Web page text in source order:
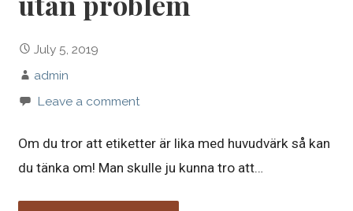
July 5, 2019
admin
Leave a comment
Om du tror att etiketter är lika med huvudvärk så kan
du tänka om! Man skulle ju kunna tro att…